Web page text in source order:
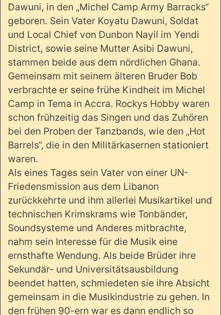
Dawuni, in den „Michel Camp Army Barracks“
geboren. Sein Vater Koyatu Dawuni, Soldat
und Local Chief von Dunbon Nayil im Yendi
District, sowie seine Mutter Asibi Dawuni,
stammen beide aus dem nördlichen Ghana.
Gemeinsam mit seinem älteren Bruder Bob
verbrachte er seine frühe Kindheit im Michel
Camp in Tema in Accra. Rockys Hobby waren
schon frühzeitig das Singen und das Zuhören
bei den Proben der Tanzbands, wie den „Hot
Barrels“, die in den Militärkasernen stationiert
waren.
Als eines Tages sein Vater von einer UN-
Friedensmission aus dem Libanon
zurückkehrte und ihm allerlei Musikartikel und
technischen Krimskrams wie Tonbänder,
Soundsysteme und Anderes mitbrachte,
nahm sein Interesse für die Musik eine
ernsthafte Wendung. Als beide Brüder ihre
Sekundär- und Universitätsausbildung
beendet hatten, schmiedeten sie ihre Absicht
gemeinsam in die Musikindustrie zu gehen. In
den frühen 90-ern war es dann endlich so